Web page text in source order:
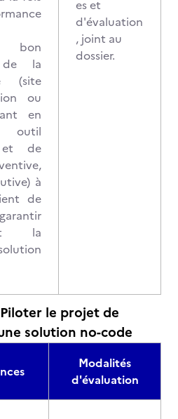
bon
de la
(site
ou
en
et de
à
de
et la
es et
d'évaluation
, joint au
dossier.
Piloter le projet de
solution no-code
Modalités
d'évaluation